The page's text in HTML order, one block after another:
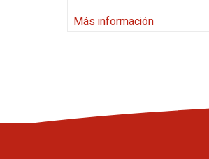
Más información